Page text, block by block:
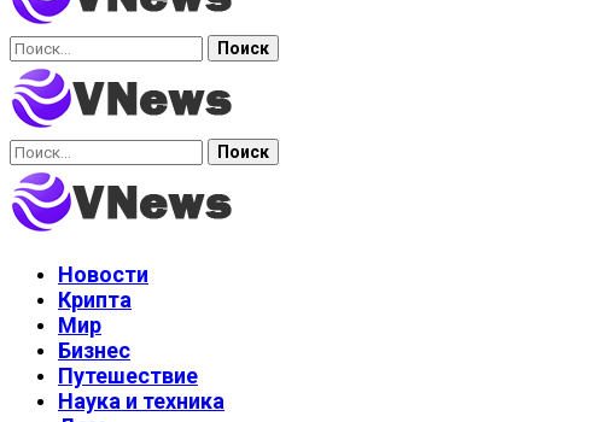
Найти:
Найти:
Новости
Крипта
Мир
Бизнес
Путешествие
Наука и техника